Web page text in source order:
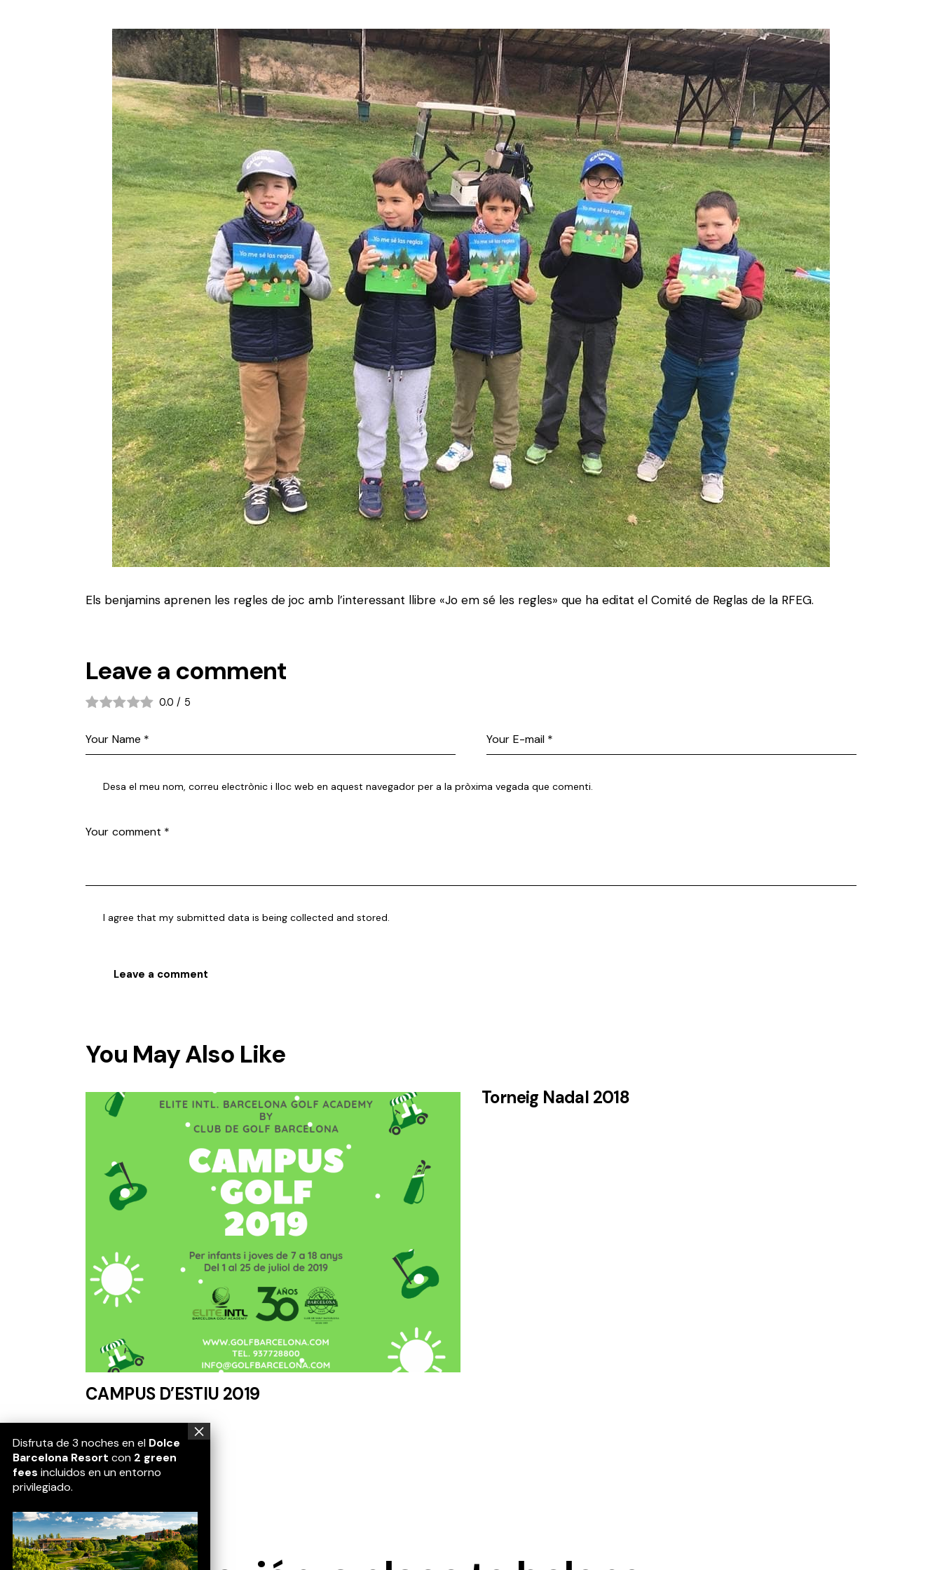
Els benjamins aprenen les regles de joc amb l’interessant llibre «Jo em sé les regles» que ha editat el Comité de Reglas de la RFEG.
Leave a comment
0.0 / 5
Desa el meu nom, correu electrònic i lloc web en aquest navegador per a la pròxima vegada que comenti.
I agree that my submitted data is being collected and stored.
You May Also Like
CAMPUS D’ESTIU 2019
Torneig Nadal 2018
Disfruta de 3 noches en el Dolce
Barcelona Resort con 2 green
fees incluidos en un entorno
privilegiado.